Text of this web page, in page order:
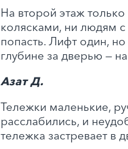
На второй этаж
колясками, ни людям с
попасть. Лифт один,
глубине за дверью —
Азат Д.
Тележки маленькие,
расслабились, и
тележка застревает в